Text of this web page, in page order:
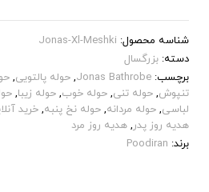
شناسه محصول: Jonas-Xl-Meshki
دسته: بزرگسال
برچسب: Jonas Bathrobe
, حوله پالتویی,
تنپوش, حوله تنی, حوله خوب, حوله زیبا,
لباسی, حوله مردانه, حوله نخ پنبه, خرید
هدیه روز پدر, هدیه روز مرد
برند: Poodiran